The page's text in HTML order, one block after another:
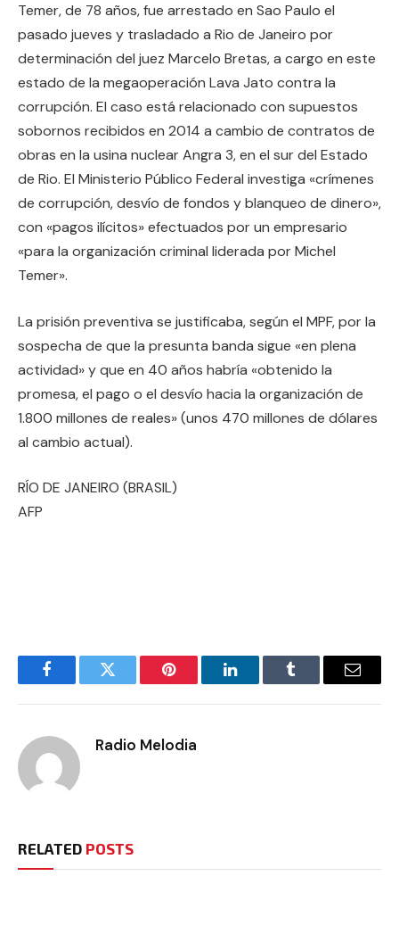
Temer, de 78 años, fue arrestado en Sao Paulo el
pasado jueves y trasladado a Rio de Janeiro por
determinación del juez Marcelo Bretas, a cargo en este
estado de la megaoperación Lava Jato contra la
corrupción. El caso está relacionado con supuestos
sobornos recibidos en 2014 a cambio de contratos de
obras en la usina nuclear Angra 3, en el sur del Estado
de Rio. El Ministerio Público Federal investiga «crímenes
de corrupción, desvío de fondos y blanqueo de dinero»,
con «pagos ilícitos» efectuados por un empresario
«para la organización criminal liderada por Michel
Temer».
La prisión preventiva se justificaba, según el MPF, por la
sospecha de que la presunta banda sigue «en plena
actividad» y que en 40 años habría «obtenido la
promesa, el pago o el desvío hacia la organización de
1.800 millones de reales» (unos 470 millones de dólares
al cambio actual).
RÍO DE JANEIRO (BRASIL)
AFP
FacebookTwitter Pinterest LinkedInTumblr Email
Radio Melodia
RELATED POSTS